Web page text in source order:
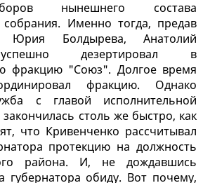
нынешнего состава
собрания. Именно тогда, предав
Юрия Болдырева, Анатолий
дезертировал в
фракцию "Союз". Долгое время
фракцию. Однако
с главой исполнительной
закончилась столь же быстро, как
что Кривенченко рассчитывал
протекцию на должность
района. И, не дождавшись
губернатора обиду. Вот почему,